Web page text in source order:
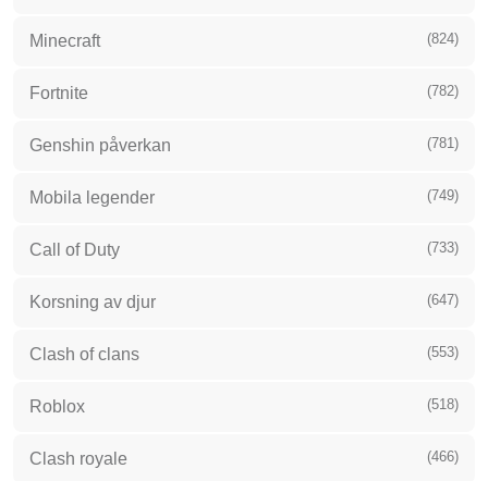
Minecraft (824)
Fortnite (782)
Genshin påverkan (781)
Mobila legender (749)
Call of Duty (733)
Korsning av djur (647)
Clash of clans (553)
Roblox (518)
Clash royale (466)